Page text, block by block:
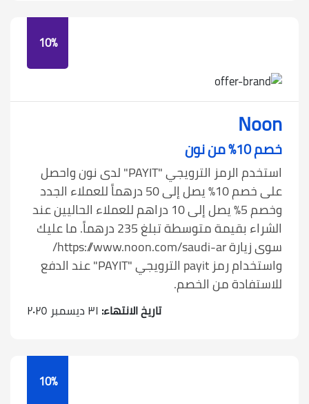
10%
Noon
خصم 10% من نون
استخدم الرمز الترويجي "PAYIT" لدى نون واحصل
على خصم 10% يصل إلى 50 درهماً للعملاء الجدد
وخصم 5% يصل إلى 10 دراهم للعملاء الحاليين عند
الشراء بقيمة متوسطة تبلغ 235 درهماً. ما عليك
سوى زيارة https://www.noon.com/saudi-ar/
واستخدام رمز payit الترويجي "PAYIT" عند الدفع
للاستفادة من الخصم.
تاريخ الانتهاء: ٣١ ديسمبر ٢٠٢٥
10%